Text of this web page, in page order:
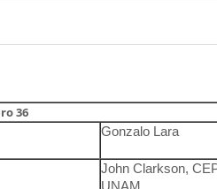
36
Gonzalo Lara
John Clarkson,
UNAM